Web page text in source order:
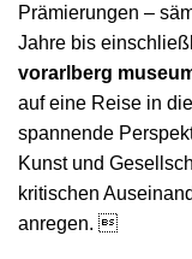
Prämierungen –
Jahre bis
vorarlberg
auf eine Reise in
spannende
Kunst und
kritischen
anregen. 